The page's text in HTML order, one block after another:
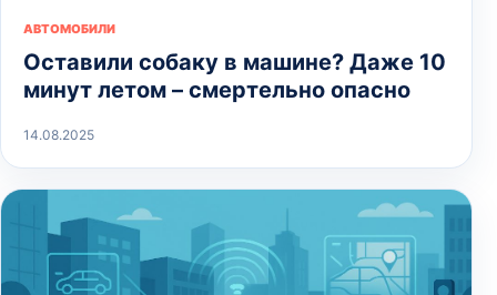
АВТОМОБИЛИ
Оставили собаку в машине? Даже 10
минут летом – смертельно опасно
14.08.2025